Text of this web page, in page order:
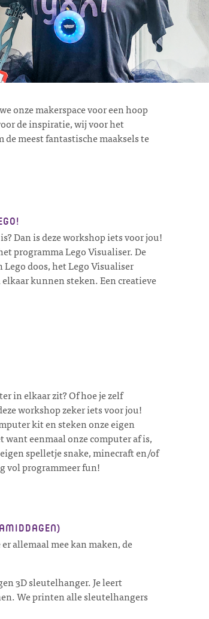
onze makerspace voor een hoop
de inspiratie, wij voor het
de meest fantastische maaksels te
Dan is deze workshop iets voor jou!
programma Lego Visualiser. De
doos, het Lego Visualiser
kunnen steken. Een creatieve
in elkaar zit? Of hoe je zelf
workshop zeker iets voor jou!
kit en steken onze eigen
eenmaal onze computer af is,
spelletje snake, minecraft en/of
vol programmeer fun!
allemaal mee kan maken, de
3D sleutelhanger. Je leert
We printen alle sleutelhangers